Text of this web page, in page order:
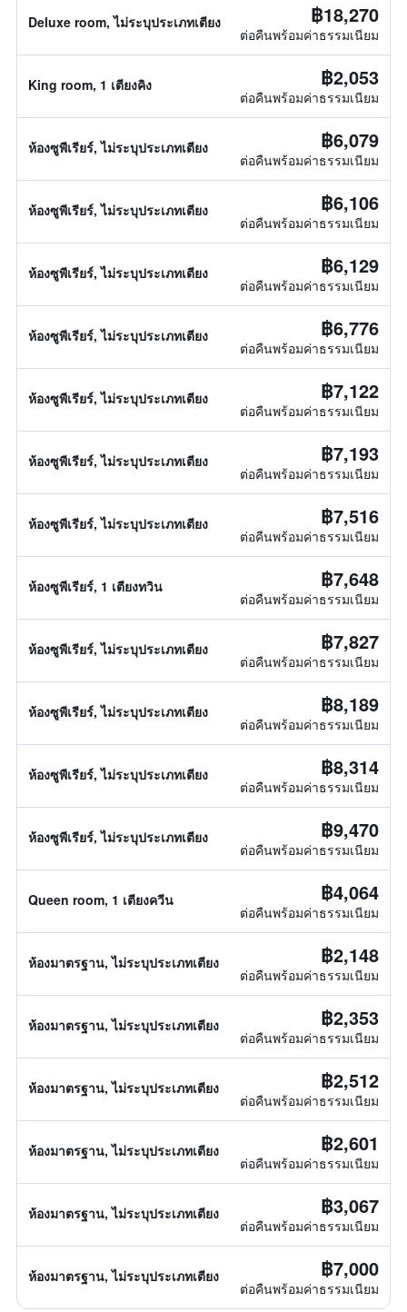
Deluxe room, ไม่ระบุประเภทเตียง ฿18,270
ต่อคืนพร้อมค่าธรรมเนียม
King room, 1 เตียงคิง ฿2,053
ต่อคืนพร้อมค่าธรรมเนียม
ห้องซูพีเรียร์, ไม่ระบุประเภทเตียง ฿6,079
ต่อคืนพร้อมค่าธรรมเนียม
ห้องซูพีเรียร์, ไม่ระบุประเภทเตียง ฿6,106
ต่อคืนพร้อมค่าธรรมเนียม
ห้องซูพีเรียร์, ไม่ระบุประเภทเตียง ฿6,129
ต่อคืนพร้อมค่าธรรมเนียม
ห้องซูพีเรียร์, ไม่ระบุประเภทเตียง ฿6,776
ต่อคืนพร้อมค่าธรรมเนียม
ห้องซูพีเรียร์, ไม่ระบุประเภทเตียง ฿7,122
ต่อคืนพร้อมค่าธรรมเนียม
ห้องซูพีเรียร์, ไม่ระบุประเภทเตียง ฿7,193
ต่อคืนพร้อมค่าธรรมเนียม
ห้องซูพีเรียร์, ไม่ระบุประเภทเตียง ฿7,516
ต่อคืนพร้อมค่าธรรมเนียม
ห้องซูพีเรียร์, 1 เตียงทวิน ฿7,648
ต่อคืนพร้อมค่าธรรมเนียม
ห้องซูพีเรียร์, ไม่ระบุประเภทเตียง ฿7,827
ต่อคืนพร้อมค่าธรรมเนียม
ห้องซูพีเรียร์, ไม่ระบุประเภทเตียง ฿8,189
ต่อคืนพร้อมค่าธรรมเนียม
ห้องซูพีเรียร์, ไม่ระบุประเภทเตียง ฿8,314
ต่อคืนพร้อมค่าธรรมเนียม
ห้องซูพีเรียร์, ไม่ระบุประเภทเตียง ฿9,470
ต่อคืนพร้อมค่าธรรมเนียม
Queen room, 1 เตียงควีน ฿4,064
ต่อคืนพร้อมค่าธรรมเนียม
ห้องมาตรฐาน, ไม่ระบุประเภทเตียง ฿2,148
ต่อคืนพร้อมค่าธรรมเนียม
ห้องมาตรฐาน, ไม่ระบุประเภทเตียง ฿2,353
ต่อคืนพร้อมค่าธรรมเนียม
ห้องมาตรฐาน, ไม่ระบุประเภทเตียง ฿2,512
ต่อคืนพร้อมค่าธรรมเนียม
ห้องมาตรฐาน, ไม่ระบุประเภทเตียง ฿2,601
ต่อคืนพร้อมค่าธรรมเนียม
ห้องมาตรฐาน, ไม่ระบุประเภทเตียง ฿3,067
ต่อคืนพร้อมค่าธรรมเนียม
ห้องมาตรฐาน, ไม่ระบุประเภทเตียง ฿7,000
ต่อคืนพร้อมค่าธรรมเนียม